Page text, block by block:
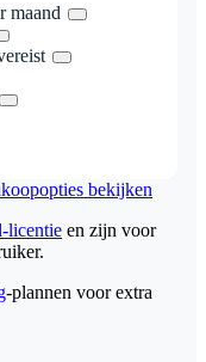
maand
bekijken
licentie en zijn voor
-plannen voor extra